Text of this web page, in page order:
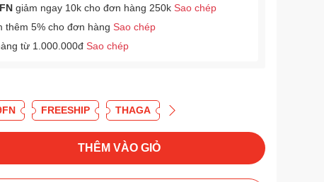
giảm ngay 10k cho đơn hàng 250k Sao chép
thêm 5% cho đơn hàng Sao chép
từ 1.000.000đ Sao chép
FREESHIP THAGA
THÊM VÀO GIỎ